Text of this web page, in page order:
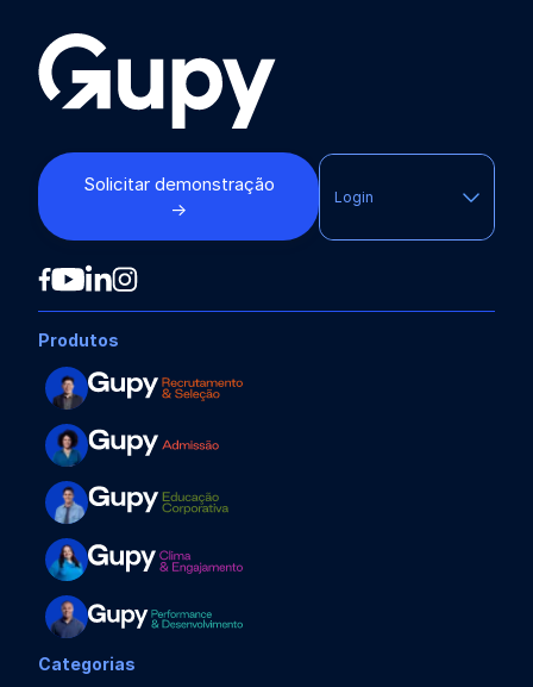
Solicitar demonstração
→
Login
Produtos
Categorias